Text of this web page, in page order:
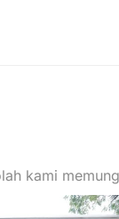
kami